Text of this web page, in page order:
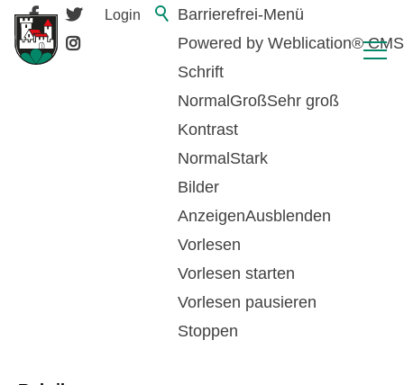
Barrierefrei-Menü
Powered by Weblication® CMS
Schrift
Normal GroßSehr groß
Kontrast
Normal Stark
Bilder
AnzeigenAusblenden
Vorlesen
Vorlesen starten
Vorlesen pausieren
Stoppen
Login
Baubewilligung